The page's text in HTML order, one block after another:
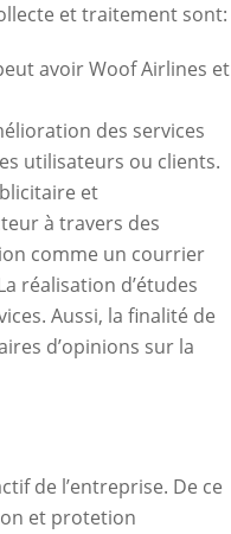
et traitement sont:
avoir Woof Airlines et
des services
utilisateurs ou clients.
et
à travers des
comme un courrier
réalisation d’études
Aussi, la finalité de
d’opinions sur la
de l’entreprise. De ce
et protetion